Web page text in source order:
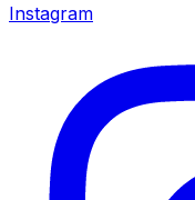
Instagram